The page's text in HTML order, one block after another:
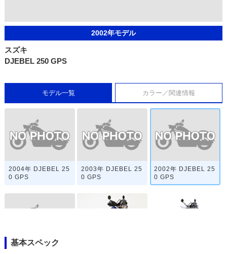
2002年モデル
スズキ
DJEBEL 250 GPS
モデル一覧 カラー／関連情報
2004年 DJEBEL 25
0 GPS
2003年 DJEBEL 25
0 GPS
2002年 DJEBEL 25
0 GPS
基本スペック